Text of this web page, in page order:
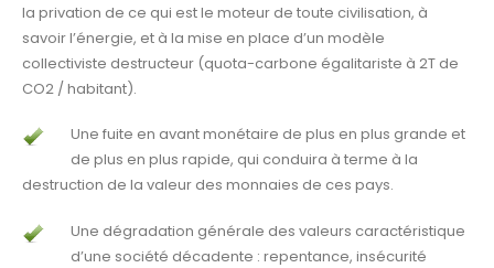
la privation de ce qui est le moteur de toute civilisation, à
savoir l’énergie, et à la mise en place d’un modèle
collectiviste destructeur (quota-carbone égalitariste à 2T de
CO2 / habitant).
Une fuite en avant monétaire de plus en plus grande et
de plus en plus rapide, qui conduira à terme à la
destruction de la valeur des monnaies de ces pays.
Une dégradation générale des valeurs caractéristique
d’une société décadente : repentance, insécurité